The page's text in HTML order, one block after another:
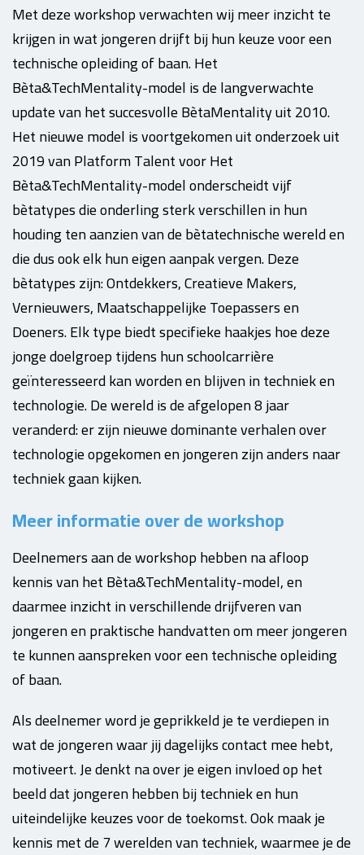
Met deze workshop verwachten wij meer inzicht te
krijgen in wat jongeren drijft bij hun keuze voor een
technische opleiding of baan. Het
Bèta&TechMentality-model is de langverwachte
update van het succesvolle BètaMentality uit 2010.
Het nieuwe model is voortgekomen uit onderzoek uit
2019 van Platform Talent voor Het
Bèta&TechMentality-model onderscheidt vijf
bètatypes die onderling sterk verschillen in hun
houding ten aanzien van de bètatechnische wereld en
die dus ook elk hun eigen aanpak vergen. Deze
bètatypes zijn: Ontdekkers, Creatieve Makers,
Vernieuwers, Maatschappelijke Toepassers en
Doeners. Elk type biedt specifieke haakjes hoe deze
jonge doelgroep tijdens hun schoolcarrière
geïnteresseerd kan worden en blijven in techniek en
technologie. De wereld is de afgelopen 8 jaar
veranderd: er zijn nieuwe dominante verhalen over
technologie opgekomen en jongeren zijn anders naar
techniek gaan kijken.
Meer informatie over de workshop
Deelnemers aan de workshop hebben na afloop
kennis van het Bèta&TechMentality-model, en
daarmee inzicht in verschillende drijfveren van
jongeren en praktische handvatten om meer jongeren
te kunnen aanspreken voor een technische opleiding
of baan.
Als deelnemer word je geprikkeld je te verdiepen in
wat de jongeren waar jij dagelijks contact mee hebt,
motiveert. Je denkt na over je eigen invloed op het
beeld dat jongeren hebben bij techniek en hun
uiteindelijke keuzes voor de toekomst. Ook maak je
kennis met de 7 werelden van techniek, waarmee je de